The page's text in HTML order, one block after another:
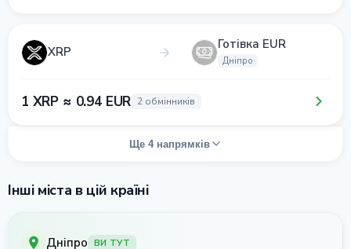
XRP Готівка EUR
Дніпро
1 XRP ≈ 0.94 EUR 2 обмінників
Ще 4 напрямків
Інші міста в цій країні
Дніпро ВИ ТУТ